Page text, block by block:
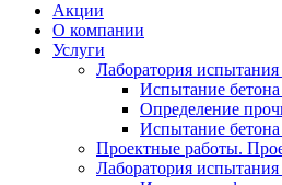
Акции
О компании
Услуги
Лаборатория испытания
Испытание
Определение
Испытание
Проектные работы.
Лаборатория испытания